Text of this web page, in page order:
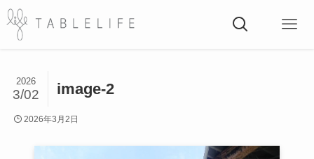
image-2
2026
3/02
2026年3月2日